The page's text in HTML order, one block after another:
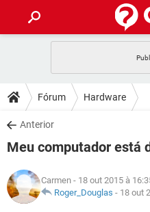
CELULAR
OUTLOOK
INSTAGRAM
GUIA DE COMPRAS
DICAS
JOGOS
INSTAGRAM
GUIA DE COMPRAS
DOWNLOADS
JOGOS
CELULAR
OUTLOOK
JOGOS
CELULAR
GLOSSÁRIO
Fórum Hardware
Anterior
Meu computador está
Carmen - 18 out 2015 à
Roger_Douglas - 18 out